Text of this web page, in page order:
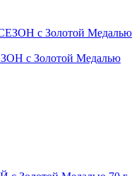
с Золотой Медалью